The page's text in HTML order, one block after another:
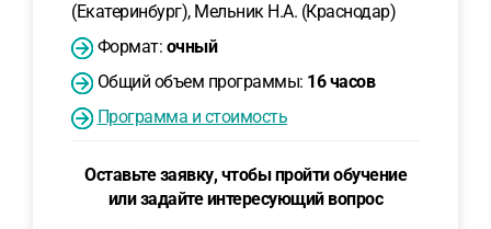
(Екатеринбург), Мельник Н.А. (Краснодар)
Формат: очный
Общий объем программы: 16 часов
Программа и стоимость
Оставьте заявку, чтобы пройти обучение
или задайте интересующий вопрос